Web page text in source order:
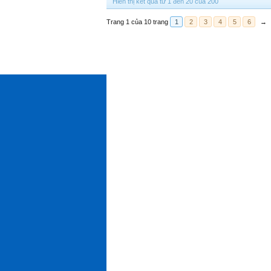
Trang 1 của 10 trang 1 2 3 4 5 6 →